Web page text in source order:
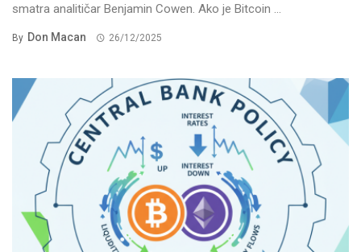
smatra analitičar Benjamin Cowen. Ako je Bitcoin ...
By Don Macan 26/12/2025